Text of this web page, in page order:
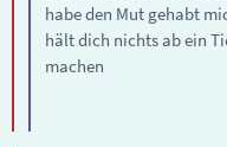
habe den Mut gehabt
hält dich nichts ab ein
machen